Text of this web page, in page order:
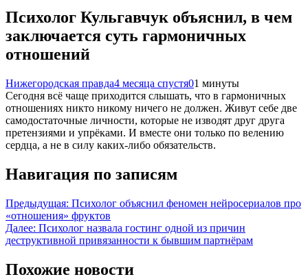
Психолог Кульгавчук объяснил, в чем
заключается суть гармоничных
отношений
Нижегородская правда4 месяца спустя01 минуты
Сегодня всё чаще приходится слышать, что в гармоничных
отношениях никто никому ничего не должен. Живут себе две
самодостаточные личности, которые не изводят друг друга
претензиями и упрёками. И вместе они только по велению
сердца, а не в силу каких-либо обязательств.
Навигация по записям
Предыдущая: Психолог объяснил феномен нейросериалов про
«отношения» фруктов
Далее: Психолог назвала гостинг одной из причин
деструктивной привязанности к бывшим партнёрам
Похожие новости